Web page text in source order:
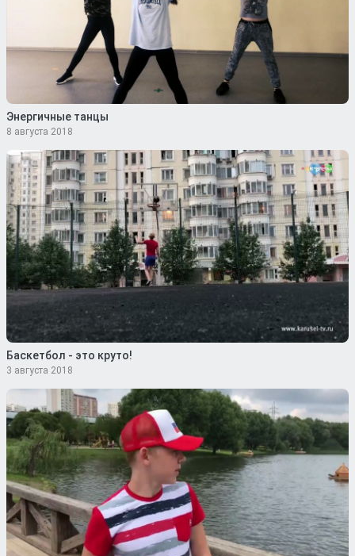
Энергичные танцы
8 августа 2018
Баскетбол - это круто!
3 августа 2018